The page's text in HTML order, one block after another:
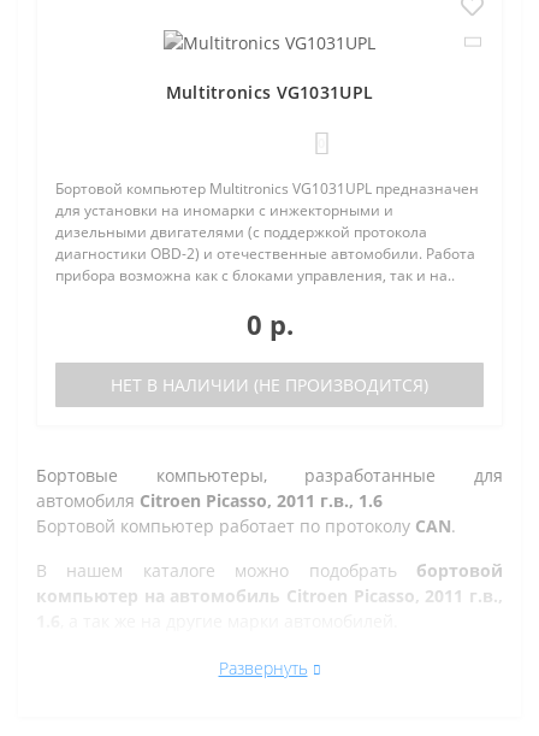
Multitronics VG1031UPL
Бортовой компьютер Multitronics VG1031UPL предназначен
для установки на иномарки с инжекторными и
дизельными двигателями (с поддержкой протокола
диагностики OBD-2) и отечественные автомобили. Работа
прибора возможна как с блоками управления, так и на..
0 р.
НЕТ В НАЛИЧИИ (НЕ ПРОИЗВОДИТСЯ)
Бортовые компьютеры, разработанные для
автомобиля Citroen Picasso, 2011 г.в., 1.6
Бортовой компьютер работает по протоколу CAN.
В нашем каталоге можно подобрать бортовой
компьютер на автомобиль Citroen Picasso, 2011 г.в.,
Все рано или поздно в Златоусте сталкиваются с
Развернуть